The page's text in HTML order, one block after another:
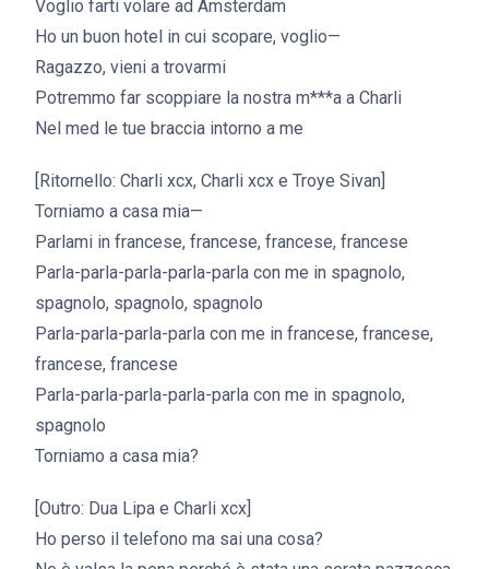
Voglio farti volare ad Amsterdam
Ho un buon hotel in cui scopare, voglio—
Ragazzo, vieni a trovarmi
Potremmo far scoppiare la nostra m***a a Charli
Nel med le tue braccia intorno a me
[Ritornello: Charli xcx, Charli xcx e Troye Sivan]
Torniamo a casa mia—
Parlami in francese, francese, francese, francese
Parla-parla-parla-parla-parla con me in spagnolo,
spagnolo, spagnolo, spagnolo
Parla-parla-parla-parla con me in francese, francese,
francese, francese
Parla-parla-parla-parla-parla con me in spagnolo,
spagnolo
Torniamo a casa mia?
[Outro: Dua Lipa e Charli xcx]
Ho perso il telefono ma sai una cosa?